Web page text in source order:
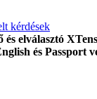
kérdések
és elválasztó
és Passport